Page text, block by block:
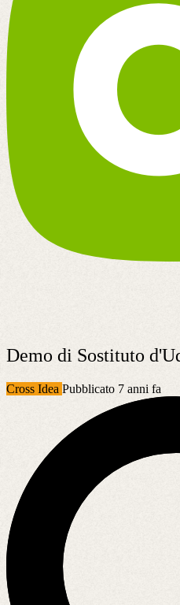
Demo di Sostituto
Cross Idea Pubblicato 7 anni fa